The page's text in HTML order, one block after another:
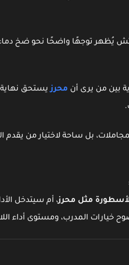
يُظهر توجهًا واضحًا نحو ضخ
بين من يرى أن محرزيستحق نهاية
بل ساحة لاختيار من يقدم
مثل محرز، أم سيتدخل
خيارات المدرب، ومستوى أداء